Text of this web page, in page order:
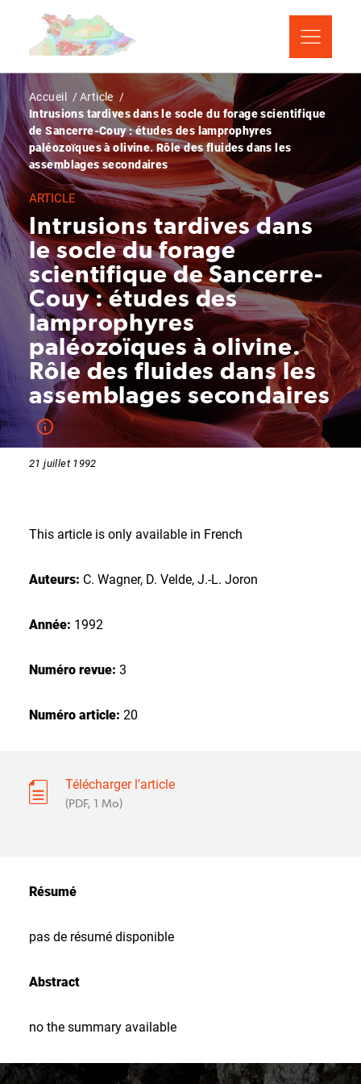
contenu
Fil
d'Ariane
Accueil
Article
Intrusions tardives dans le socle du forage scientifique
de Sancerre-Couy : études des lamprophyres
paléozoïques à olivine. Rôle des fluides dans les
assemblages secondaires
ARTICLE
Intrusions tardives dans
le socle du forage
scientifique de Sancerre-
Couy : études des
lamprophyres
paléozoïques à olivine.
Rôle des fluides dans les
assemblages secondaires
21 juillet 1992
This article is only available in French
Auteurs: C. Wagner, D. Velde, J.-L. Joron
Année: 1992
Numéro revue: 3
Numéro article: 20
Télécharger l'article
(PDF, 1 Mo)
Résumé
pas de résumé disponible
Abstract
no the summary available